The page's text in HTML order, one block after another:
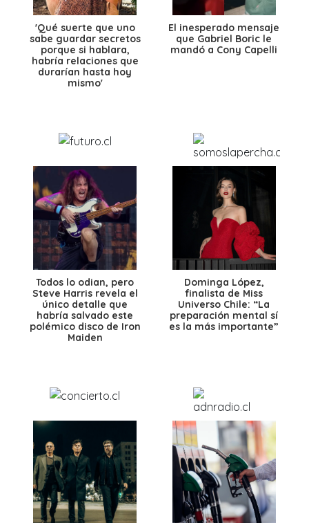
'Qué suerte que uno
sabe guardar secretos
porque si hablara,
habría relaciones que
durarían hasta hoy
mismo'
El inesperado mensaje
que Gabriel Boric le
mandó a Cony Capelli
Todos lo odian, pero
Steve Harris revela el
único detalle que
habría salvado este
polémico disco de Iron
Maiden
Dominga López,
finalista de Miss
Universo Chile: “La
preparación mental sí
es la más importante”